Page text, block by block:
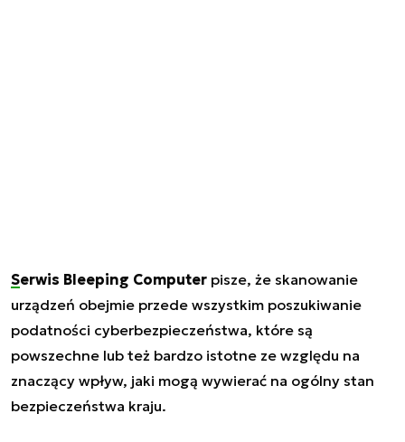
Serwis Bleeping Computer pisze, że skanowanie
urządzeń obejmie przede wszystkim poszukiwanie
podatności cyberbezpieczeństwa, które są
powszechne lub też bardzo istotne ze względu na
znaczący wpływ, jaki mogą wywierać na ogólny stan
bezpieczeństwa kraju.